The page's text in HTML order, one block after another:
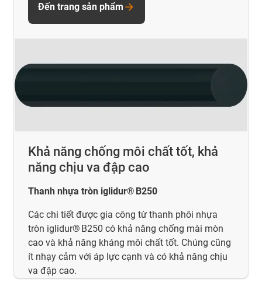
Khả năng chống môi chất tốt, khả
năng chịu va đập cao
Thanh nhựa tròn iglidur® B250
Các chi tiết được gia công từ thanh phôi nhựa
tròn iglidur® B250 có khả năng chống mài mòn
cao và khả năng kháng môi chất tốt. Chúng cũng
ít nhạy cảm với áp lực cạnh và có khả năng chịu
va đập cao.
Đến trang sản phẩm